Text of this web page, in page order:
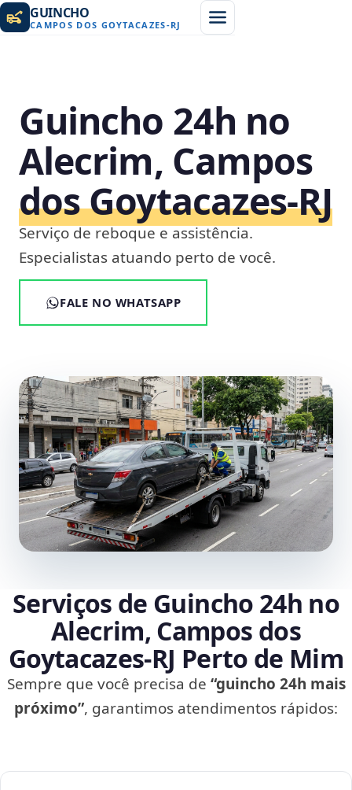
GUINCHO
CAMPOS DOS GOYTACAZES-RJ
Guincho 24h no
Alecrim, Campos
dos Goytacazes‑RJ
Serviço de reboque e assistência.
Especialistas atuando perto de você.
FALE NO WHATSAPP
Serviços de Guincho 24h no
Alecrim, Campos dos
Goytacazes‑RJ Perto de Mim
Sempre que você precisa de “guincho 24h mais
próximo”, garantimos atendimentos rápidos: